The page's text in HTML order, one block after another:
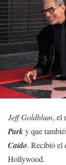
Jeff Goldblum, el
Parky que
Caído. Recibió el
Hollywood.